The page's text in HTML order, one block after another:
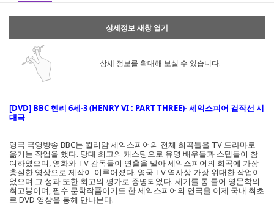
상세정보 새창 열기
상세 정보를 확대해 보실 수 있습니다.
[DVD] BBC 헨리 6세-3 (HENRY VI : PART THREE)- 세익스피어 걸작선 시
대극
영국 국영방송 BBC는 윌리암 세익스피어의 전체 희곡들을 TV 드라마로
옮기는 작업을 했다. 당대 최고의 캐스팅으로 유명 배우들과 스텝들이 참
여하였으며, 영화와 TV 감독들이 연출을 맡아 세익스피어의 희곡에 가장
충실한 영상으로 제작이 이루어졌다. 영국 TV 역사상 가장 위대한 작업이
었으며 그 성과 또한 최고의 평가로 증명되었다. 세기를 통 틀어 영문학의
최고봉이며, 필수 문학작품이기도 한 세익스피어의 연극을 이제 국내 최초
로 DVD 영상을 통해 만나본다.